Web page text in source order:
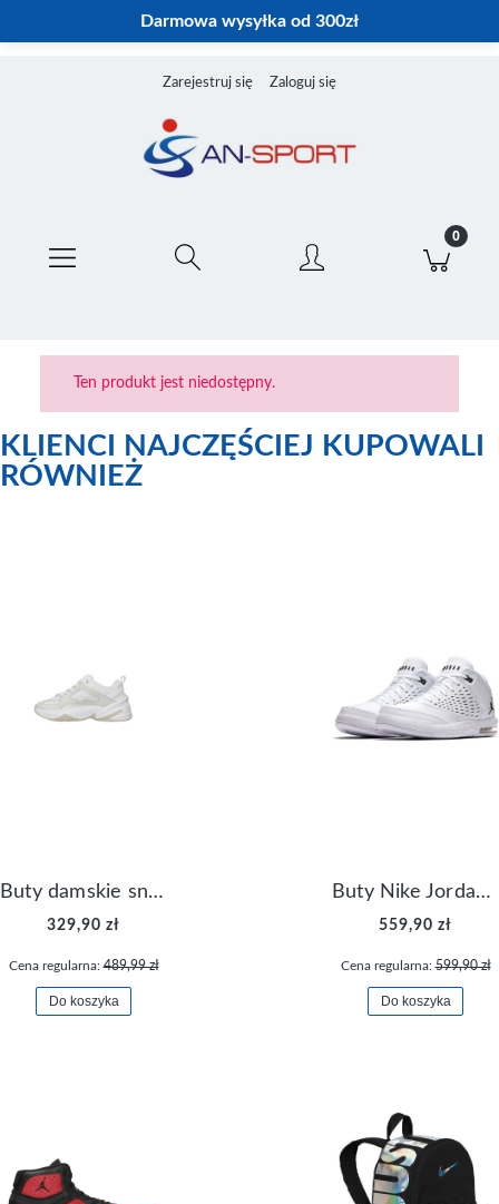
Darmowa wysyłka od 300zł
Zarejestruj się Zaloguj się
Ten produkt jest niedostępny.
KLIENCI NAJCZĘŚCIEJ KUPOWALI
RÓWNIEŻ
Buty damskie sneakersy Nike M2K Tekno AO3108-006
329,90 zł
Cena regularna:489,99 zł
Do koszyka
Buty Nike Jordan Flight Origin 4 921196-100
559,90 zł
Cena regularna:599,90 zł
Do koszyka